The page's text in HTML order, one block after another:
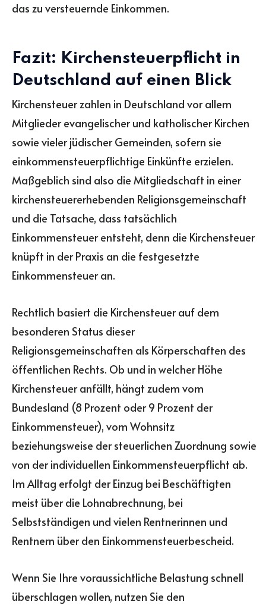
das zu versteuernde Einkommen.
Fazit: Kirchensteuerpflicht in
Deutschland auf einen Blick
Kirchensteuer zahlen in Deutschland vor allem
Mitglieder evangelischer und katholischer Kirchen
sowie vieler jüdischer Gemeinden, sofern sie
einkommensteuerpflichtige Einkünfte erzielen.
Maßgeblich sind also die Mitgliedschaft in einer
kirchensteuererhebenden Religionsgemeinschaft
und die Tatsache, dass tatsächlich
Einkommensteuer entsteht, denn die Kirchensteuer
knüpft in der Praxis an die festgesetzte
Einkommensteuer an.
Rechtlich basiert die Kirchensteuer auf dem
besonderen Status dieser
Religionsgemeinschaften als Körperschaften des
öffentlichen Rechts. Ob und in welcher Höhe
Kirchensteuer anfällt, hängt zudem vom
Bundesland (8 Prozent oder 9 Prozent der
Einkommensteuer), vom Wohnsitz
beziehungsweise der steuerlichen Zuordnung sowie
von der individuellen Einkommensteuerpflicht ab.
Im Alltag erfolgt der Einzug bei Beschäftigten
meist über die Lohnabrechnung, bei
Selbstständigen und vielen Rentnerinnen und
Rentnern über den Einkommensteuerbescheid.
Wenn Sie Ihre voraussichtliche Belastung schnell
überschlagen wollen, nutzen Sie den